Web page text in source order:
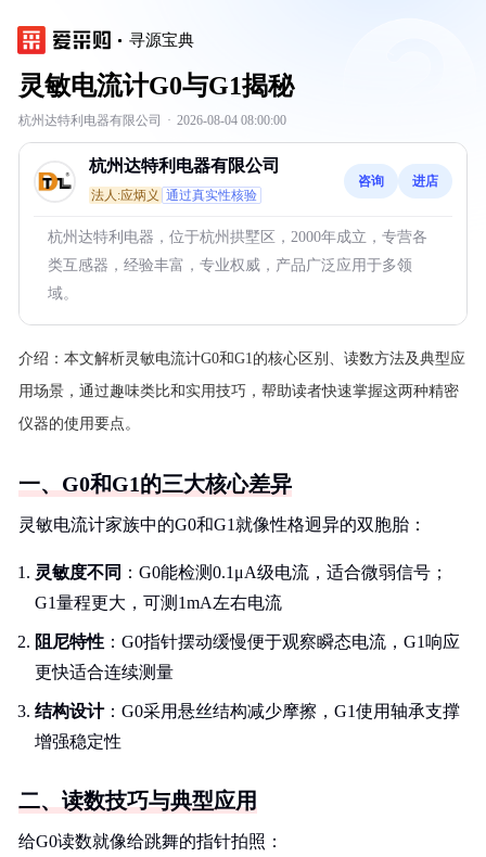
寻源宝典
灵敏电流计G0与G1揭秘
杭州达特利电器有限公司 · 2026-08-04 08:00:00
杭州达特利电器有限公司
法人:应炳义 通过真实性核验
咨询 进店
杭州达特利电器，位于杭州拱墅区，2000年成立，专营各
类互感器，经验丰富，专业权威，产品广泛应用于多领
域。
介绍： 本文解析灵敏电流计G0和G1的核心区别、读数方法及典型应
用场景，通过趣味类比和实用技巧，帮助读者快速掌握这两种精密
仪器的使用要点。
一、G0和G1的三大核心差异
灵敏电流计家族中的G0和G1就像性格迥异的双胞胎：
灵敏度不同 ：G0能检测0.1μA级电流，适合微弱信号；
G1量程更大，可测1mA左右电流
阻尼特性 ：G0指针摆动缓慢便于观察瞬态电流，G1响应
更快适合连续测量
结构设计：G0采用悬丝结构减少摩擦，G1使用轴承支撑
增强稳定性
二、读数技巧与典型应用
给G0读数就像给跳舞的指针拍照：